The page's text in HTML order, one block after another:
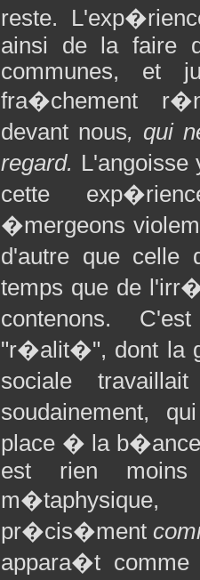
reste.
ainsi de la faire
communes, et
fra�chement
devant nous, qui
regard.
cette
�mergeons
d'autre que celle
temps que de
contenons.
"r�alit�", dont la
sociale
soudainement,
place � la
est rien
pr�cis�ment
appara�t